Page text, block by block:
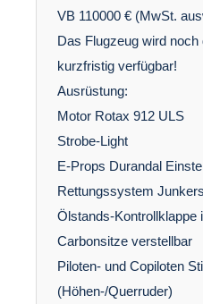
VB 110000 € (MwSt.
Das Flugzeug wird noch
kurzfristig verfügbar!
Ausrüstung:
Motor Rotax 912 ULS
Strobe-Light
E-Props Durandal
Rettungssystem
Ölstands-Kontrollklappe
Carbonsitze verstellbar
Piloten- und Copiloten
(Höhen-/Querruder)